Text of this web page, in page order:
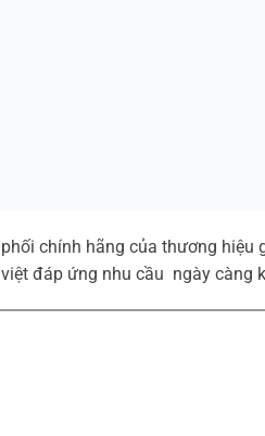
chính hãng của thương
đáp ứng nhu cầu ngày càng